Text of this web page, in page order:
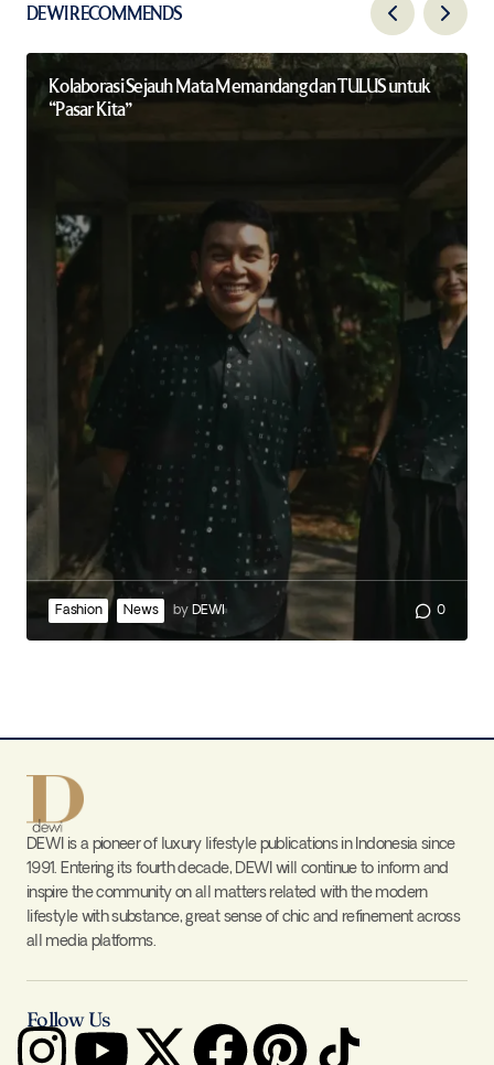
DEWI RECOMMENDS
Kolaborasi Sejauh Mata Memandang dan TULUS untuk
“Pasar Kita”
Fashion News by DEWI 0
DEWI is a pioneer of luxury lifestyle publications in Indonesia since
1991. Entering its fourth decade, DEWI will continue to inform and
inspire the community on all matters related with the modern
lifestyle with substance, great sense of chic and refinement across
all media platforms.
Follow Us